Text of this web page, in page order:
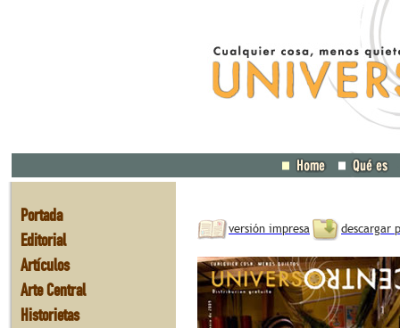
Portada
Editorial
Artículos
Arte Central
Historietas
versión impresa descargar